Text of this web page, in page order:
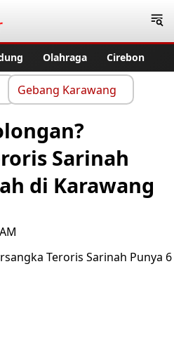
Olahraga Cirebon
Gebang Karawang
Sarinah
di Karawang